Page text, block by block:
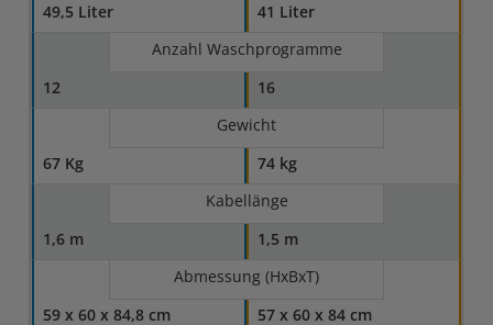
49,5 Liter
41 Liter
Anzahl Waschprogramme
12
16
Gewicht
67 Kg
74 kg
Kabellänge
1,6 m
1,5 m
Abmessung (HxBxT)
59 x 60 x 84,8 cm
57 x 60 x 84 cm